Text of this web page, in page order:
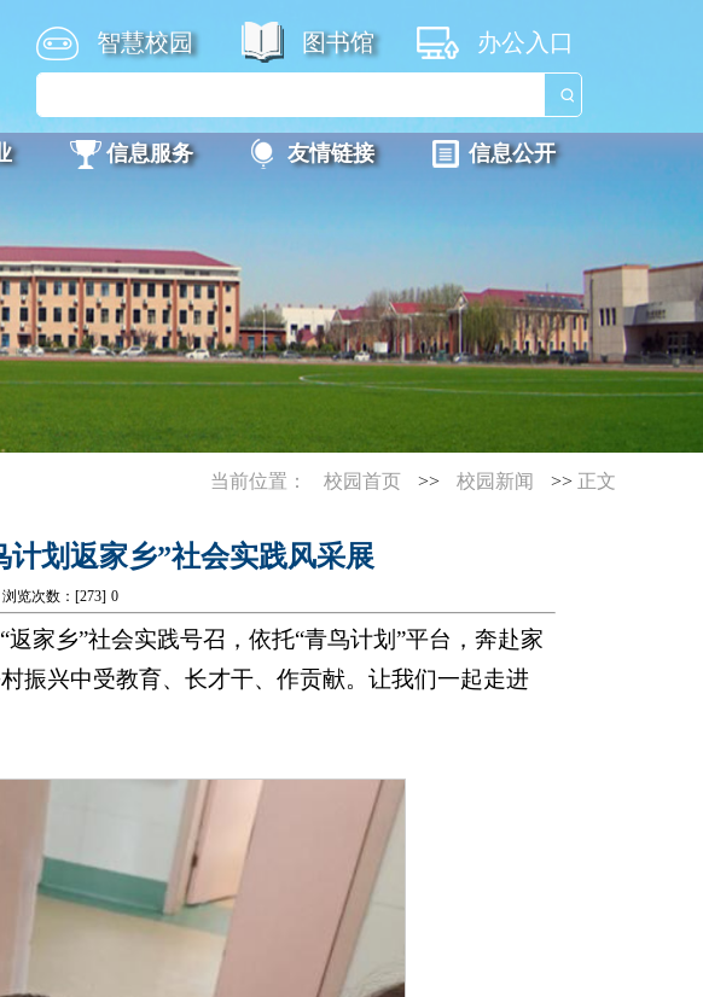
智慧校园 图书馆 办公入口
信息服务 友情链接 信息公开
当前位置： 校园首页 >> 校园新闻 >> 正文
计划返家乡”社会实践风采展
浏览次数：[273] 0
家乡”社会实践号召，依托“青鸟计划”平台，奔赴家
振兴中受教育、长才干、作贡献。让我们一起走进